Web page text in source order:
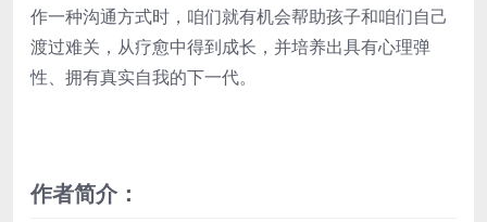
作一种沟通方式时，咱们就有机会帮助孩子和咱们自己
渡过难关，从疗愈中得到成长，并培养出具有心理弹
性、拥有真实自我的下一代。
作者简介：